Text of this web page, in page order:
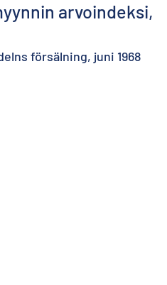
arvoindeksi,
försälning, juni 1968